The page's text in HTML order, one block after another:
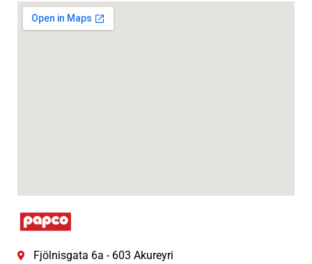
Fjölnisgata 6a - 603 Akureyri